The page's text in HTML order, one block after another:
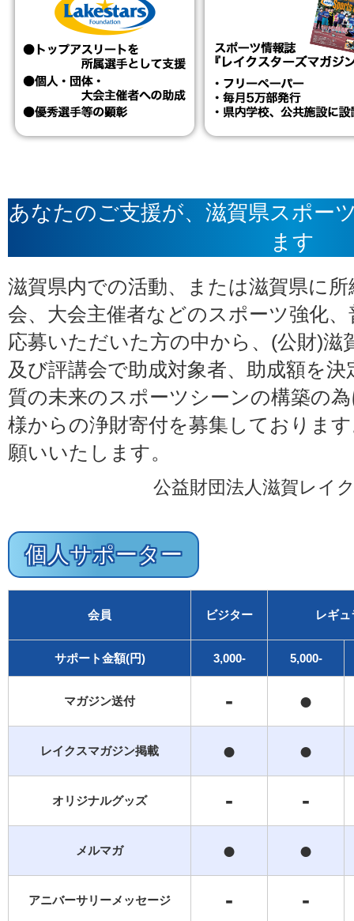
あなたのご支援が、滋賀県スポー
ます
滋賀県内での活動、または滋賀県に
会、大会主催者などのスポーツ強化
応募いただいた方の中から、(公財)滋
及び評講会で助成対象者、助成額を
質の未来のスポーツシーンの構築の
様からの浄財寄付を募集しておりま
願いいたします。
公益財団法人滋賀レイ
個人サポーター
会員 ビジター レギュ
サポート金額(円) 3,000- 5,000-
マガジン送付 - ●
レイクスマガジン掲載 ● ●
オリジナルグッズ - -
メルマガ ● ●
アニバーサリーメッセージ - -